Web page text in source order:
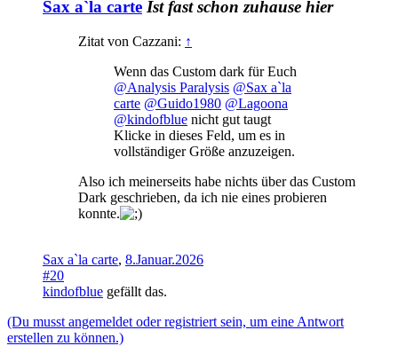
Sax a`la carte Ist fast schon zuhause hier
Zitat von Cazzani: ↑
Wenn das Custom dark für Euch
@Analysis Paralysis @Sax a`la
carte @Guido1980 @Lagoona
@kindofblue nicht gut taugt
Klicke in dieses Feld, um es in
vollständiger Größe anzuzeigen.
Also ich meinerseits habe nichts über das Custom
Dark geschrieben, da ich nie eines probieren
konnte.
Sax a`la carte, 8.Januar.2026
#20
kindofblue gefällt das.
(Du musst angemeldet oder registriert sein, um eine Antwort
erstellen zu können.)